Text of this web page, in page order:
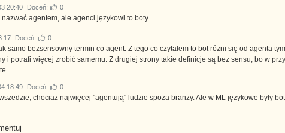
20:40 Doceń: 0
nazwać agentem, ale agenci językowi to boty
Doceń: 0
samo bezsensowny termin co agent. Z tego co czytałem to bot różni się od agenta
i potrafi więcej zrobić samemu. Z drugiej strony takie definicje są bez sensu, bo w
18:49 Doceń: 0
chociaż najwięcej "agentują" ludzie spoza branży. Ale w ML językowe były